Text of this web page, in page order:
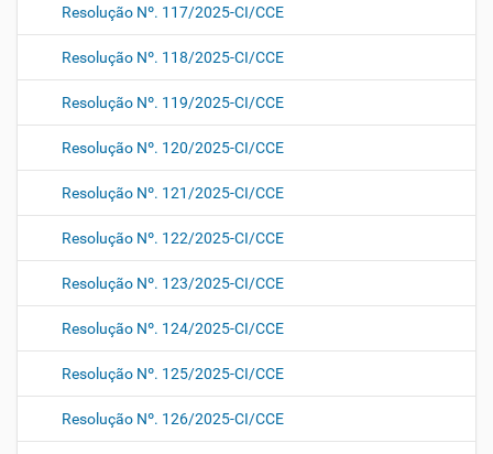
Resolução Nº. 117/2025-CI/CCE
Resolução Nº. 118/2025-CI/CCE
Resolução Nº. 119/2025-CI/CCE
Resolução Nº. 120/2025-CI/CCE
Resolução Nº. 121/2025-CI/CCE
Resolução Nº. 122/2025-CI/CCE
Resolução Nº. 123/2025-CI/CCE
Resolução Nº. 124/2025-CI/CCE
Resolução Nº. 125/2025-CI/CCE
Resolução Nº. 126/2025-CI/CCE